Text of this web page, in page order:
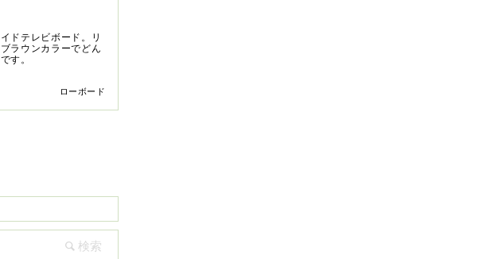
ドテレビボード。リ
ラウンカラーでどん
す。
ローボード